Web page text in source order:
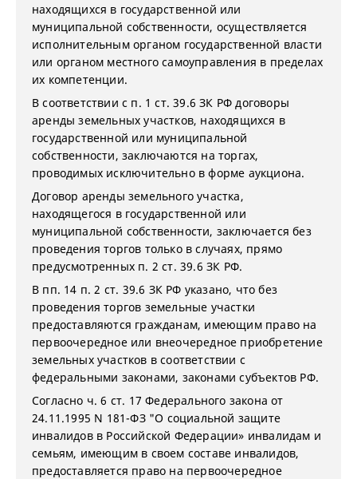
находящихся в государственной или
муниципальной собственности, осуществляется
исполнительным органом государственной власти
или органом местного самоуправления в пределах
их компетенции.
В соответствии с п. 1 ст. 39.6 ЗК РФ договоры
аренды земельных участков, находящихся в
государственной или муниципальной
собственности, заключаются на торгах,
проводимых исключительно в форме аукциона.
Договор аренды земельного участка,
находящегося в государственной или
муниципальной собственности, заключается без
проведения торгов только в случаях, прямо
предусмотренных п. 2 ст. 39.6 ЗК РФ.
В пп. 14 п. 2 ст. 39.6 ЗК РФ указано, что без
проведения торгов земельные участки
предоставляются гражданам, имеющим право на
первоочередное или внеочередное приобретение
земельных участков в соответствии с
федеральными законами, законами субъектов РФ.
Согласно ч. 6 ст. 17 Федерального закона от
24.11.1995 N 181-ФЗ "О социальной защите
инвалидов в Российской Федерации» инвалидам и
семьям, имеющим в своем составе инвалидов,
предоставляется право на первоочередное